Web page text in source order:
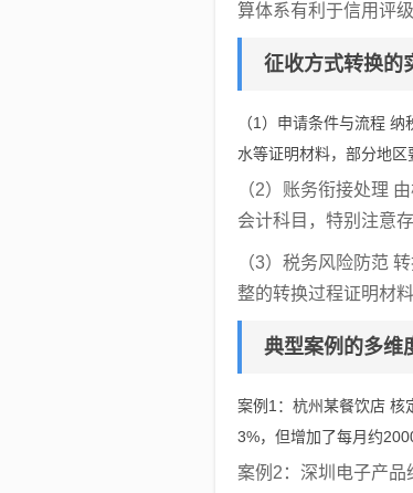
算体系有利于信用评
征收方式转换的
（1）申请条件与流程
水等证明材料，部分地区
（2）账务衔接处理
会计科目，特别注意
（3）税务风险防范
整的转换过程证明材
典型案例的多维
案例1：杭州某餐饮店 核
3%，但增加了每月约
案例2：深圳电子产